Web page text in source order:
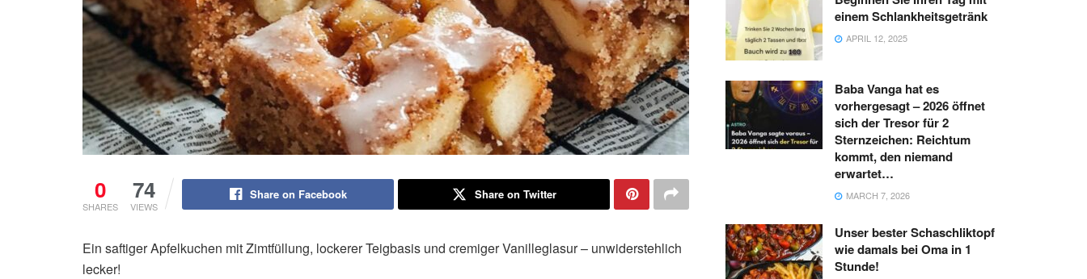
0
SHARES
74
VIEWS
Share on Facebook Share on Twitter
Ein saftiger Apfelkuchen mit Zimtfüllung, lockerer Teigbasis und cremiger Vanilleglasur – unwiderstehlich
lecker!
einem Schlankheitsgetränk
APRIL 12, 2025
Baba Vanga hat es
vorhergesagt – 2026 öffnet
sich der Tresor für 2
Sternzeichen: Reichtum
kommt, den niemand
erwartet…
MARCH 7, 2026
Unser bester Schaschliktopf
wie damals bei Oma in 1
Stunde!